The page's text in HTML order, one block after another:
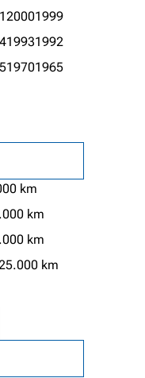
20001999
19931992
19701965
km
km
km
km